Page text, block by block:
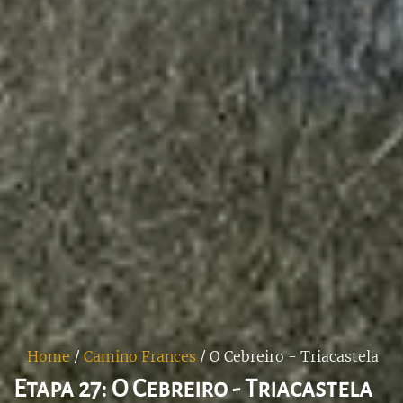
Home / Camino Frances / O Cebreiro - Triacastela
Etapa 27: O Cebreiro - Triacastela